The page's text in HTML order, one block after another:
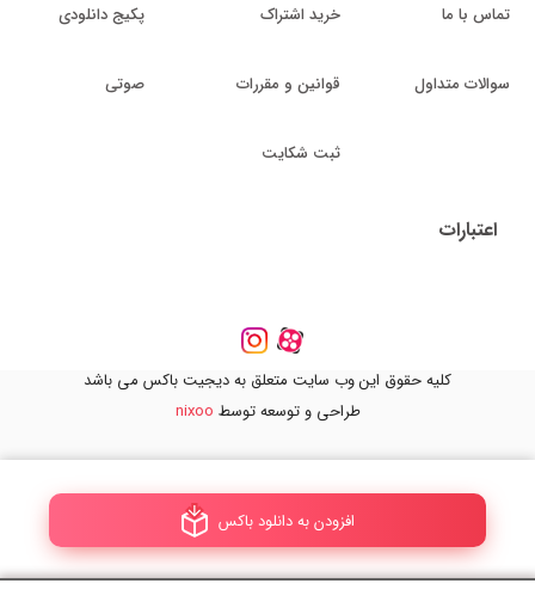
افزودن به دانلود باکس
تماس با ما
سوالات متداول
خرید اشتراک
قوانین و مقررات
ثبت شکایت
پکیج دانلودی
صوتی
اعتبارات
کلیه حقوق این وب سایت متعلق به دیجیت باکس می باشد
طراحی و توسعه توسط nixoo